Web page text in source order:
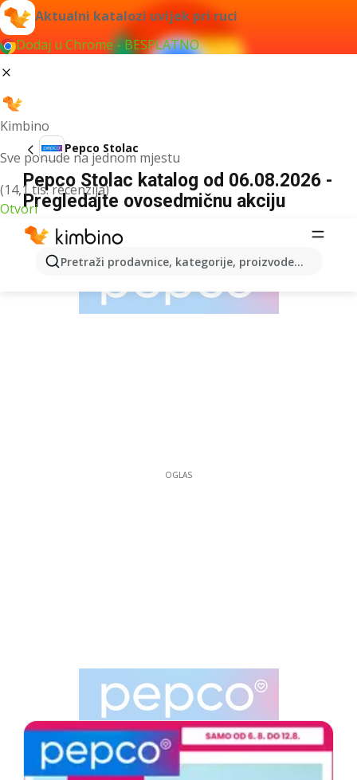
Aktualni katalozi uvijek pri ruci
Dodaj u Chrome - BESPLATNO
Kimbino
Sve ponude na jednom mjestu
(14,1 tis. recenzija)
Otvori
Pretraži prodavnice, kategorije, proizvode...
Pepco Stolac
Pepco Stolac katalog od 06.08.2026 -
Pregledajte ovosedmičnu akciju
OGLAS